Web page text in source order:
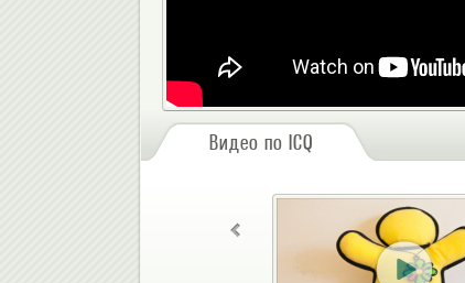
Видео по ICQ